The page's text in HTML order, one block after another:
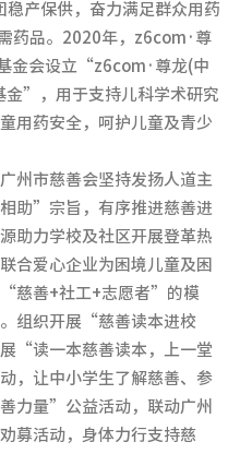
产保供，奋力满足群众用药
药品。2020年，z6com·尊
金会设立“z6com·尊龙(中
金”，用于支持儿科学术研究
用药安全，呵护儿童及青少
州市慈善会坚持发扬人道主
助”宗旨，有序推进慈善进
助力学校及社区开展登革热
合爱心企业为困境儿童及困
“慈善+社工+志愿者”的模
组织开展“慈善读本进校
“读一本慈善读本，上一堂
，让中小学生了解慈善、参
力量”公益活动，联动广州
募活动，身体力行支持慈